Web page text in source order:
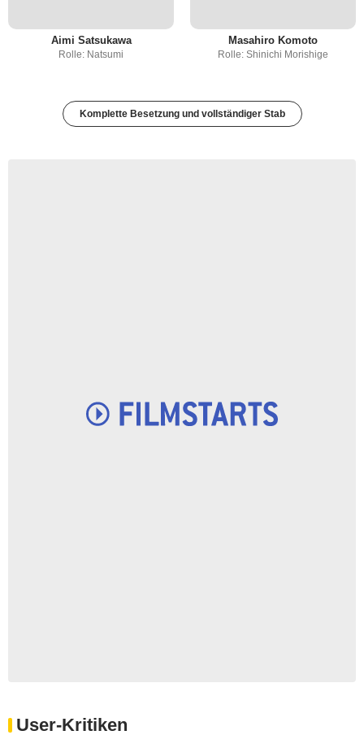
Aimi Satsukawa
Rolle: Natsumi
Masahiro Komoto
Rolle: Shinichi Morishige
Komplette Besetzung und vollständiger Stab
User-Kritiken